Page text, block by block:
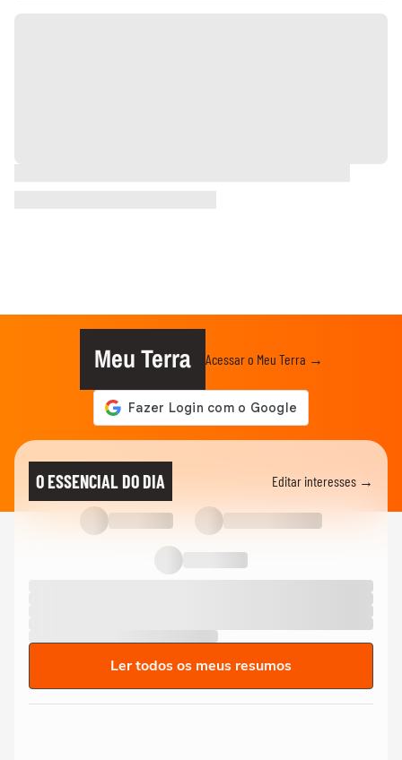
Meu Terra Acessar o Meu Terra →
O ESSENCIAL DO DIA Editar interesses →
Ler todos os meus resumos